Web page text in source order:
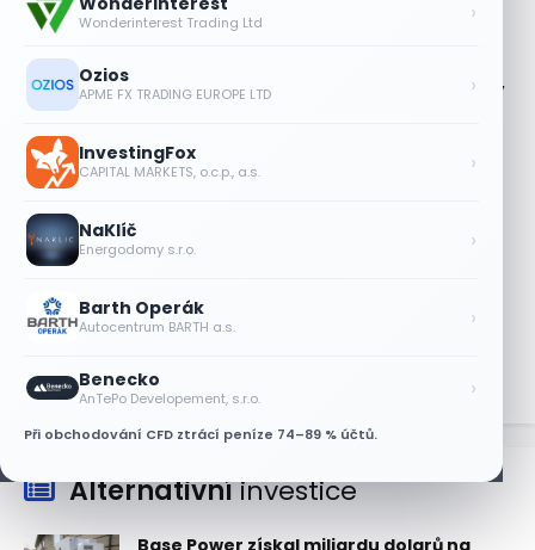
Wonderinterest Trading Ltd ›
Ozios
APME FX TRADING EUROPE LTD ›
InvestingFox
CAPITAL MARKETS, o.c.p., a.s. ›
NaKlíč
Energodomy s.r.o. ›
Barth Operák
Autocentrum BARTH a.s. ›
Benecko
AnTePo Developement, s.r.o. ›
Při obchodování CFD ztrácí peníze 74–89 % účtů.
Zlato od srpna 2024 zdvojnásobilo cenu,
z rekordu však ustoupilo
Jeff Bezos plánuje prodat akcie
Eli Lilly?
Alternativníinvestice
Base Power získal miliardu dolarů na